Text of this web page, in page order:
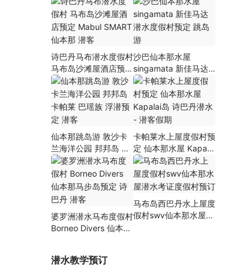
邦邦岛海景房园林房预
定 仙本那 潜客
诗巴丹马布潜水度假村
马布岛沙滩屋酒店预定
Mabul SMART 仙本那
潜客
沙巴仙本那水屋
singamata 新佳马达
潜水度假村预定 跳岛
游
仙本那跳岛游 敦沙卡
兰海洋公园 邦邦岛 卡
帕莱 巴瑶族 浮潜预定
潜客
卡帕莱水上屋度假村预
定 仙本那水屋 Kapalai
岛 诗巴丹潜水 – 潜客
假期
婆罗洲潜水马布度假村
Borneo Divers 仙本那
马布岛西巴丹水上屋度
假村swv仙本那水屋潜
潜水教学预订